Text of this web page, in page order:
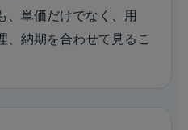
、単価だけでなく、用
、納期を合わせて見るこ